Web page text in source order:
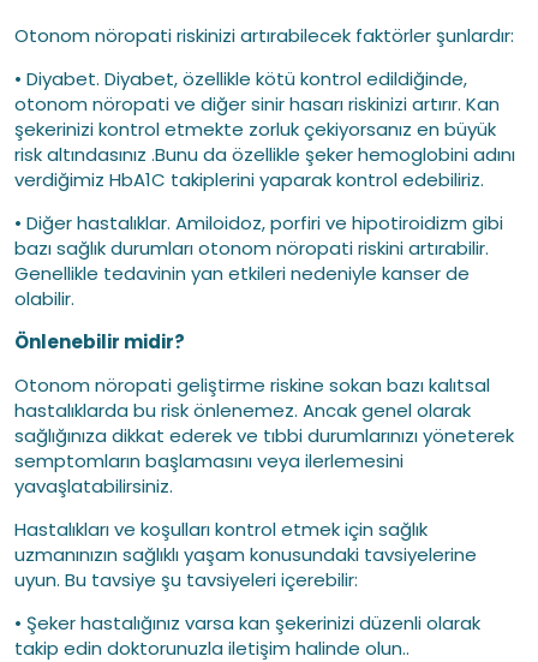
Otonom nöropati riskinizi artırabilecek faktörler şunlardır:
• Diyabet. Diyabet, özellikle kötü kontrol edildiğinde,
otonom nöropati ve diğer sinir hasarı riskinizi artırır. Kan
şekerinizi kontrol etmekte zorluk çekiyorsanız en büyük
risk altındasınız .Bunu da özellikle şeker hemoglobini adını
verdiğimiz HbA1C takiplerini yaparak kontrol edebiliriz.
• Diğer hastalıklar. Amiloidoz, porfiri ve hipotiroidizm gibi
bazı sağlık durumları otonom nöropati riskini artırabilir.
Genellikle tedavinin yan etkileri nedeniyle kanser de
olabilir.
Önlenebilir midir?
Otonom nöropati geliştirme riskine sokan bazı kalıtsal
hastalıklarda bu risk önlenemez. Ancak genel olarak
sağlığınıza dikkat ederek ve tıbbi durumlarınızı yöneterek
semptomların başlamasını veya ilerlemesini
yavaşlatabilirsiniz.
Hastalıkları ve koşulları kontrol etmek için sağlık
uzmanınızın sağlıklı yaşam konusundaki tavsiyelerine
uyun. Bu tavsiye şu tavsiyeleri içerebilir:
• Şeker hastalığınız varsa kan şekerinizi düzenli olarak
takip edin doktorunuzla iletişim halinde olun..